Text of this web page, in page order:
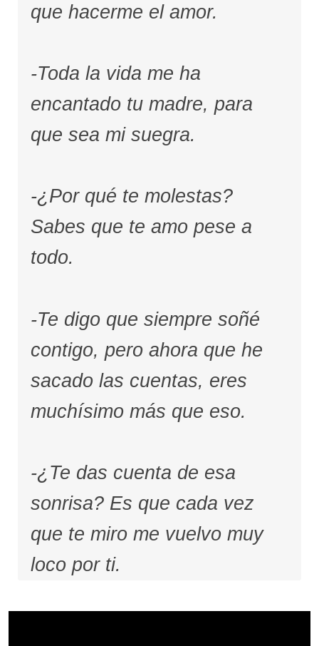
que hacerme el amor.
-Toda la vida me ha
encantado tu madre, para
que sea mi suegra.
-¿Por qué te molestas?
Sabes que te amo pese a
todo.
-Te digo que siempre soñé
contigo, pero ahora que he
sacado las cuentas, eres
muchísimo más que eso.
-¿Te das cuenta de esa
sonrisa? Es que cada vez
que te miro me vuelvo muy
loco por ti.